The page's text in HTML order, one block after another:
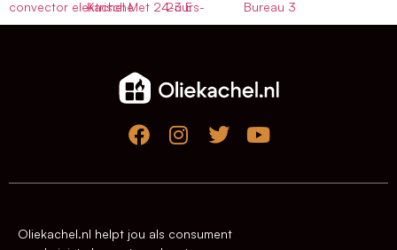
convector elektrischeKachel Met 24-uurs-
23 E
Bureau 3
Oliekachel.nl helpt jou als consument